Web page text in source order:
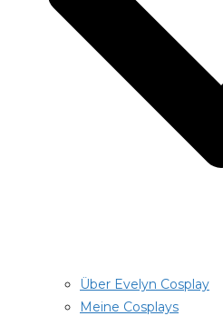
Über Evelyn Cosplay
Meine Cosplays